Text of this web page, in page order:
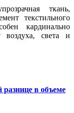
ткань,
текстильного
кардинально
воздуха, света и
в объеме